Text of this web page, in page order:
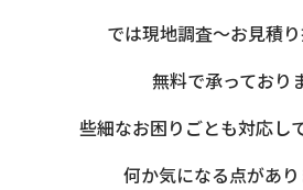
では現地調査～お見積り
無料で承っており
些細なお困りごとも対応し
何か気になる点があ